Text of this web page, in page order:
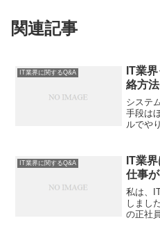
関連記事
IT業界に関するQ&A
IT業
絡方
システ
手段は
ルでや
員同士
記録を
IT業界に関するQ&A
IT業
仕事
私は、
しまし
の正社